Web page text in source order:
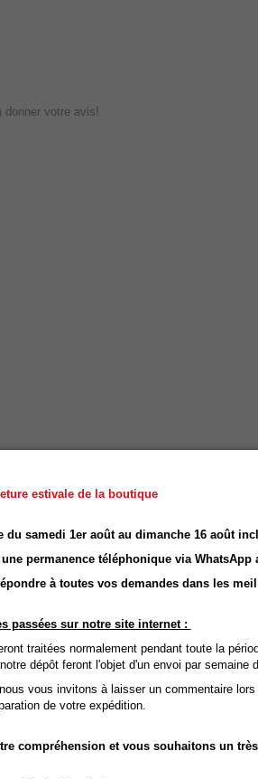
donner votre avis!
estivale de la boutique
du samedi 1er août au dimanche 16 août
permanence téléphonique viaWhatsApp
à toutes vos demandes dans les
passées sur notre site internet :
traitées normalement pendant toute la
dépôt feront l'objet d'un envoi par semaine
vous invitons à laisser un commentaire
de votre expédition.
compréhension et vous souhaitons un